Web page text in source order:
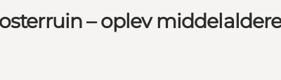
– oplev